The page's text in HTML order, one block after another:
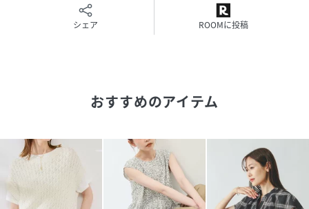
違う場合がございます。
※モデル身長:165cm着用サイズ:38
またシワになりにくく、さらっとした生地感でとても着心地
・身長158cm 骨格ナチュラル 着用サイズ：38
胸や腕周りのふわっと感が可愛らしい印象の1枚です。
首元は詰まってなく、程よく空いているクルーネックなので
デコルテラインが綺麗見えし、顔周りもスッキリと見せてく
シェア ROOMに投稿
おすすめのアイテム